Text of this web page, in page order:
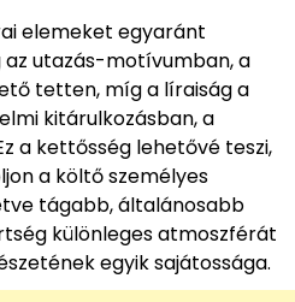
elemeket egyaránt
az utazás-motívumban, a
tetten, míg a líraiság a
kitárulkozásban, a
a kettősség lehetővé teszi,
a költő személyes
tágabb, általánosabb
különleges atmoszférát
egyik sajátossága.